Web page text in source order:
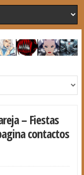
– Fiestas
contactos